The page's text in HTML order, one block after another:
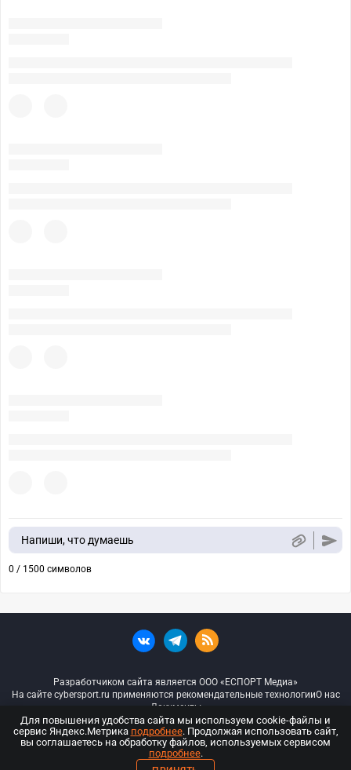
Напиши, что думаешь
0 / 1500 символов
Разработчиком сайта является ООО «ЕСПОРТ Медиа»
На сайте cybersport.ru применяются рекомендательные технологииО нас
Документы
© ООО «Киберспорт.ру» — Все права защищены
18+
Для повышения удобства сайта мы используем cookie-файлы и
сервис Яндекс.Метрика подробнее. Продолжая использовать сайт,
вы соглашаетесь на обработку файлов, используемых сервисом
подробнее.